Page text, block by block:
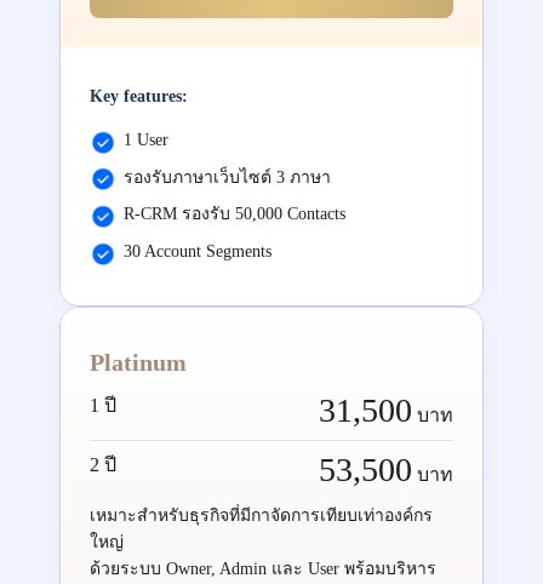
Key features:
1 User
รองรับภาษาเว็บไซต์ 3 ภาษา
R-CRM รองรับ 50,000 Contacts
30 Account Segments
Platinum
1 ปี 31,500 บาท
2 ปี 53,500 บาท
เหมาะสำหรับธุรกิจที่มีกาจัดการเทียบเท่าองค์กร
ใหญ่
ด้วยระบบ Owner, Admin และ User พร้อมบริหาร